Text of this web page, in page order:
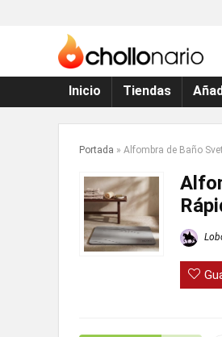
Inicio Tiendas
Portada » Alfombra de Baño